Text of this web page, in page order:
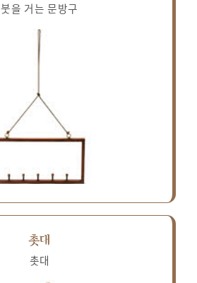
붓을 거는 문방구
촛대
촛대